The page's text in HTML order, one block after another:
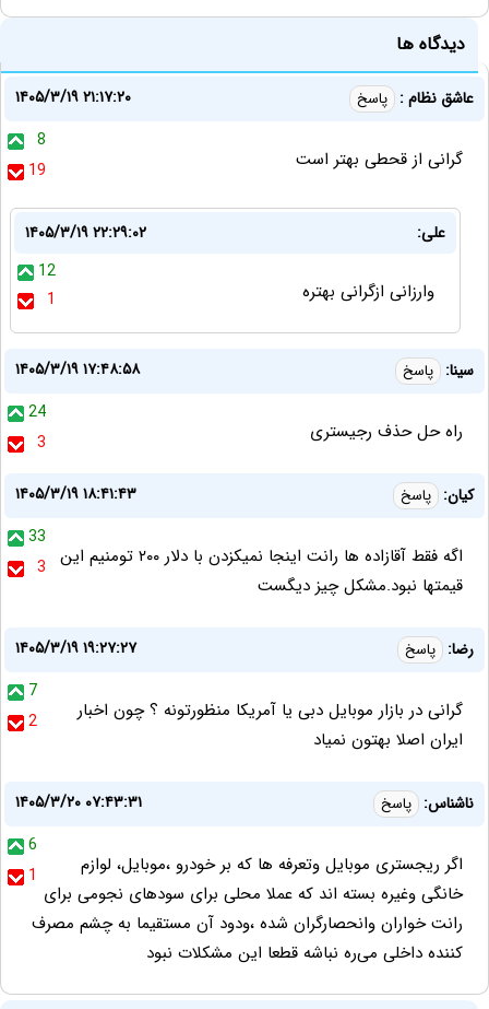
دیدگاه ها
عاشق نظام : پاسخ
۱۴۰۵/۳/۱۹ ۲۱:۱۷:۲۰
8
19
گرانی از قحطی بهتر است
علی:
۱۴۰۵/۳/۱۹ ۲۲:۲۹:۰۲
12
1
وارزانی ازگرانی بهتره
سینا: پاسخ
۱۴۰۵/۳/۱۹ ۱۷:۴۸:۵۸
24
3
راه حل حذف رجیستری
کیان: پاسخ
۱۴۰۵/۳/۱۹ ۱۸:۴۱:۴۳
33
3
اگه فقط آقازاده ها رانت اینجا نمیکزدن با دلار ۲۰۰ تومنیم این
قیمتها نبود.مشکل چیز دیگست
رضا: پاسخ
۱۴۰۵/۳/۱۹ ۱۹:۲۷:۲۷
7
2
گرانی در بازار موبایل دبی یا آمریکا منظورتونه ؟ چون اخبار
ایران اصلا بهتون نمیاد
ناشناس: پاسخ
۱۴۰۵/۳/۲۰ ۰۷:۴۳:۳۱
6
1
اگر ریجستری موبایل وتعرفه ها که بر خودرو ،موبایل، لوازم
خانگی وغیره بسته اند که عملا محلی برای سودهای نجومی برای
رانت خواران وانحصارگران شده ،ودود آن مستقیما به چشم مصرف
کننده داخلی می‌ره نباشه قطعا این مشکلات نبود